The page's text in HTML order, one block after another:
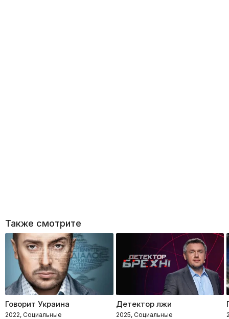
Также смотрите
Говорит Украина
2022, Социальные
Детектор лжи
2025, Социальные